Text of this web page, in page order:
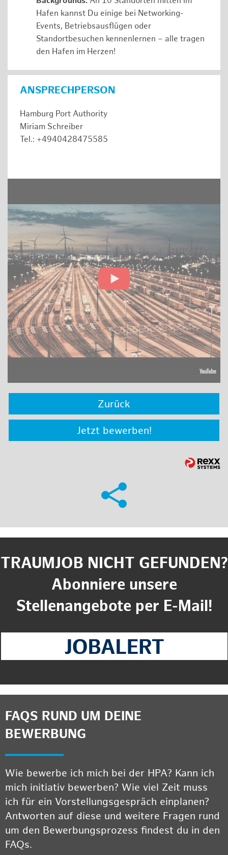
Hafen kannst Du einige bei Networking-
Events, Betriebsausflügen oder
Standortbesuchen kennenlernen – alle tragen
den Hafen im Herzen!
ANSPRECHPERSON
Hamburg Port Authority
Miriam Schreiber
Tel.: +4940428475585
Zurück
Jetzt bewerben!
TRAUMJOB NICHT GEFUNDEN?
Abonniere unsere
Stellenangebote per E-Mail!
FAQS RUND UM DEINE
BEWERBUNG
Wie bewerbe ich mich bei der HPA? Kann ich
mich initiativ bewerben? Wie viel Zeit muss
ich für ein Vorstellungsgespräch einplanen?
Antworten auf diese und weitere Fragen rund
um den Bewerbungsprozess findest du in den
FAQs.